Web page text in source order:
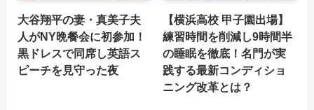
大谷翔平の妻・真美子夫
人がNY晩餐会に初参加！
黒ドレスで同席し英語ス
ピーチを見守った夜
【横浜高校 甲子園出場】
練習時間を削減し9時間半
の睡眠を徹底！名門が実
践する最新コンディショ
ニング改革とは？